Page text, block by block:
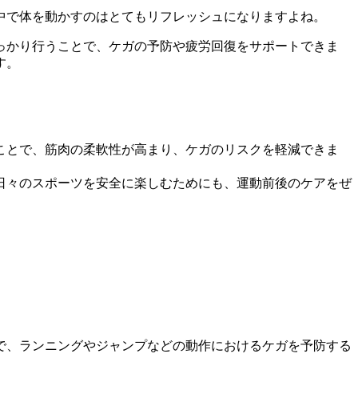
体を動かすのはとてもリフレッシュになりますよね。
り行うことで、ケガの予防や疲労回復をサポートできま
で、筋肉の柔軟性が高まり、ケガのリスクを軽減できま
のスポーツを安全に楽しむためにも、運動前後のケアをぜ
ランニングやジャンプなどの動作におけるケガを予防する